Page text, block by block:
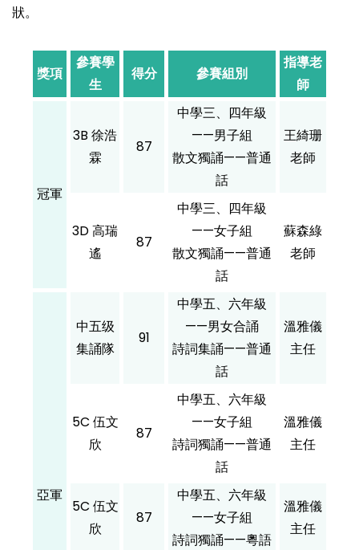
狀。
獎項
參賽學
生
得分 參賽組別
指導老
師
冠軍
3B 徐浩
霖
87
中學三、四年級
——男子組
散文獨誦——普通
話
王綺珊
老師
3D 高瑞
遙
87
中學三、四年級
——女子組
散文獨誦——普通
話
蘇森綠
老師
亞軍
中五级
集誦隊
91
中學五、六年級
——男女合誦
詩詞集誦——普通
話
溫雅儀
主任
5C 伍文
欣
87
中學五、六年級
——女子組
詩詞獨誦——普通
話
溫雅儀
主任
5C 伍文
欣
87
中學五、六年級
——女子組
詩詞獨誦——粵語
溫雅儀
主任